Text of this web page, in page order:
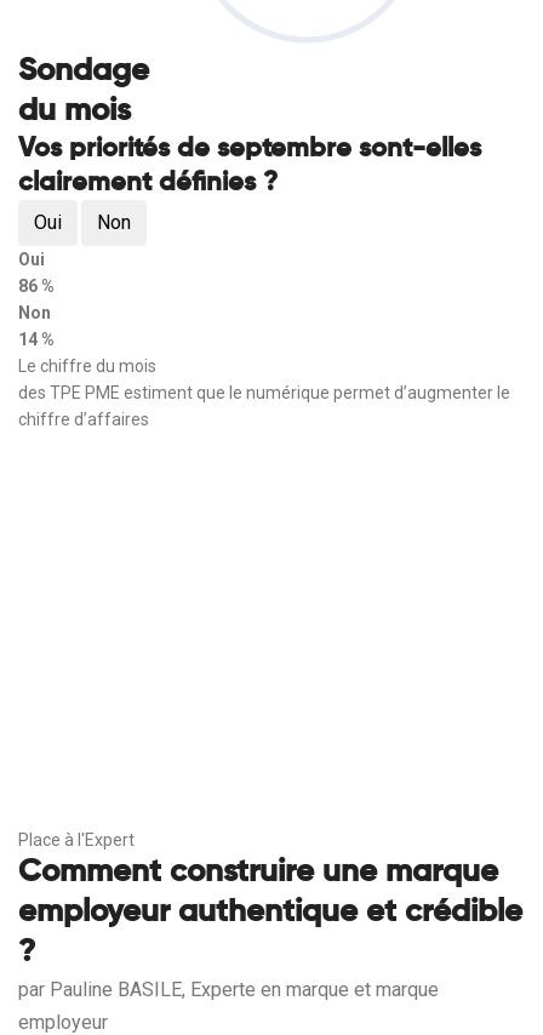
Sondage
du mois
Vos priorités de septembre sont-elles
clairement définies ?
Oui Non
Oui
86 %
Non
14 %
Le chiffre du mois
des TPE PME estiment que le numérique permet d’augmenter le
chiffre d’affaires
Place à l'Expert
Comment construire une marque
employeur authentique et crédible
?
par Pauline BASILE, Experte en marque et marque
employeur